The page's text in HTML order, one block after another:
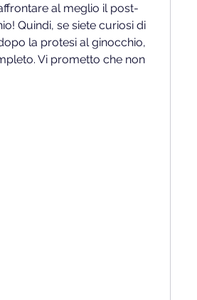
al meglio il post-
Quindi, se siete curiosi di
la protesi al ginocchio,
Vi prometto che non